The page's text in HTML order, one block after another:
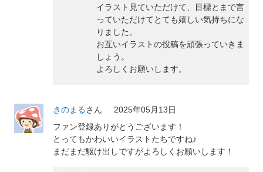
イラスト見ていただけて、目標とまで言
っていただけてとても嬉しい気持ちにな
りました。
お互いイラストの投稿を頑張っていきま
しょう。
よろしくお願いします。
きのまるさん
2025年05月13日
ファン登録ありがとうございます！
とってもかわいいイラストたちですね♪
まだまだ駆け出しですがよろしくお願いします！